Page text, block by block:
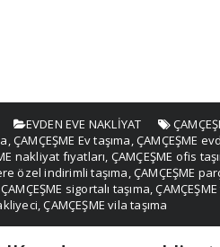
EVDEN EVE NAKLİYAT
,ÇAMÇEŞME Ev taşıma,ÇAMÇEŞME
nakliyat fıyatları, ÇAMÇEŞME ofis
özel indirimli taşıma,ÇAMÇEŞME
ÇAMÇEŞME sigortalı taşıma,
,ÇAMÇEŞME vila taşıma